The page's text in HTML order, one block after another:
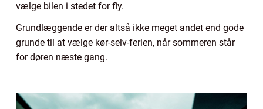
vælge bilen i stedet for fly.
Grundlæggende er der altså ikke meget andet end gode
grunde til at vælge kør-selv-ferien, når sommeren står
for døren næste gang.